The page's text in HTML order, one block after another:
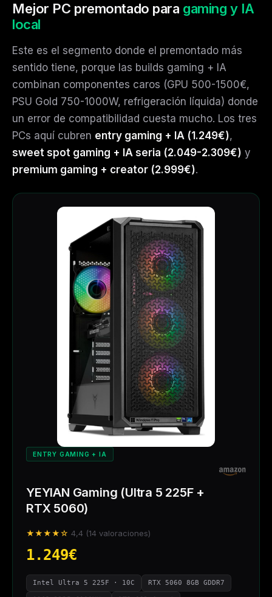
Mejor PC premontado para gaming y IA
local
Este es el segmento donde el premontado más
sentido tiene, porque las builds gaming + IA
combinan componentes caros (GPU 500-1500€,
PSU Gold 750-1000W, refrigeración líquida) donde
un error de compatibilidad cuesta mucho. Los tres
PCs aquí cubren entry gaming + IA (1.249€),
sweet spot gaming + IA seria (2.049-2.309€) y
premium gaming + creator (2.999€).
ENTRY GAMING + IA
YEYIAN Gaming (Ultra 5 225F +
RTX 5060)
★★★★☆ 4,4 (14 valoraciones)
1.249€
Intel Ultra 5 225F · 10C RTX 5060 8GB GDDR7